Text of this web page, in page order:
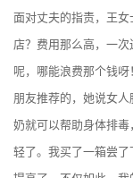
面对丈夫的指责，王
店？费用那么高，一
呢，哪能浪费那个钱
朋友推荐的，她说女
奶就可以帮助身体排
轻了。我买了一箱尝